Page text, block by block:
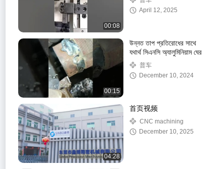
00:08
# মেশিনিং # উত্পাদন # ওএম
April 12, 2025
00:15
উন্নত তাপ প্রতিরোধের সাথে
যথার্থ সিএনসি অ্যালুমিনিয়াম ঘের
普车
December 10, 2024
04:28
首页视频
CNC machining
December 10, 2025